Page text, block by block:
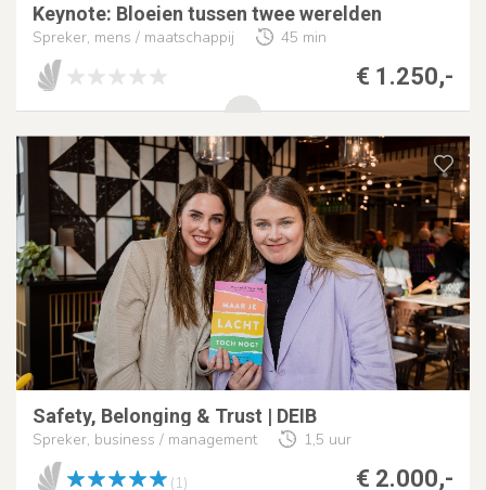
Keynote: Bloeien tussen twee werelden
Spreker, mens / maatschappij 45 min
€ 1.250,-
Safety, Belonging & Trust | DEIB
Spreker, business / management 1,5 uur
€ 2.000,-
(1)